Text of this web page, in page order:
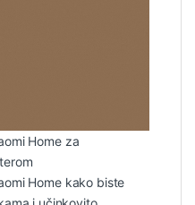
Home za
Home kako biste